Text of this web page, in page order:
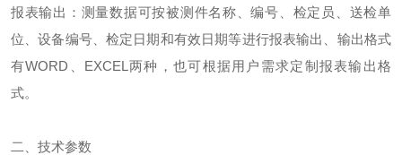
报表输出：测量数据可按被测件名称、编号、检定员、送检单
位、设备编号、检定日期和有效日期等进行报表输出、输出格式
有WORD EXCEL 两种，也可根据用户需求定制报表输出格
式。
二、技术参数